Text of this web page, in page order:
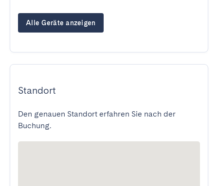
Alle Geräte anzeigen
Standort
Den genauen Standort erfahren Sie nach der
Buchung.